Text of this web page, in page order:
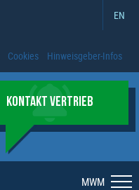
EN
Cookies Hinweisgeber-Infos
KONTAKT VERTRIEB
MWM